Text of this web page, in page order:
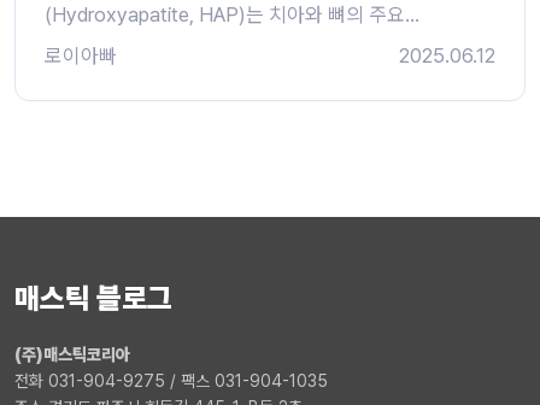
(Hydroxyapatite, HAP)는 치아와 뼈의 주요...
로이아빠
2025.06.12
매스틱 블로그
(주)매스틱코리아
전화 031-904-9275 / 팩스 031-904-1035